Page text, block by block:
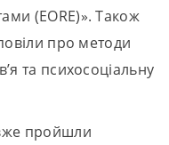
(EORE)». Також
про методи
та психосоціальну
пройшли